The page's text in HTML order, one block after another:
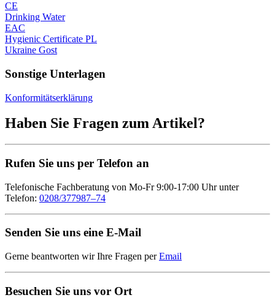
CE
Drinking Water
EAC
Hygienic Certificate PL
Ukraine Gost
Sonstige Unterlagen
Konformitätserklärung
Haben Sie Fragen zum Artikel?
Rufen Sie uns per Telefon an
Telefonische Fachberatung von Mo-Fr 9:00-17:00 Uhr unter
Telefon: 0208/377987–74
Senden Sie uns eine E-Mail
Gerne beantworten wir Ihre Fragen perEmail
Besuchen Sie uns vor Ort